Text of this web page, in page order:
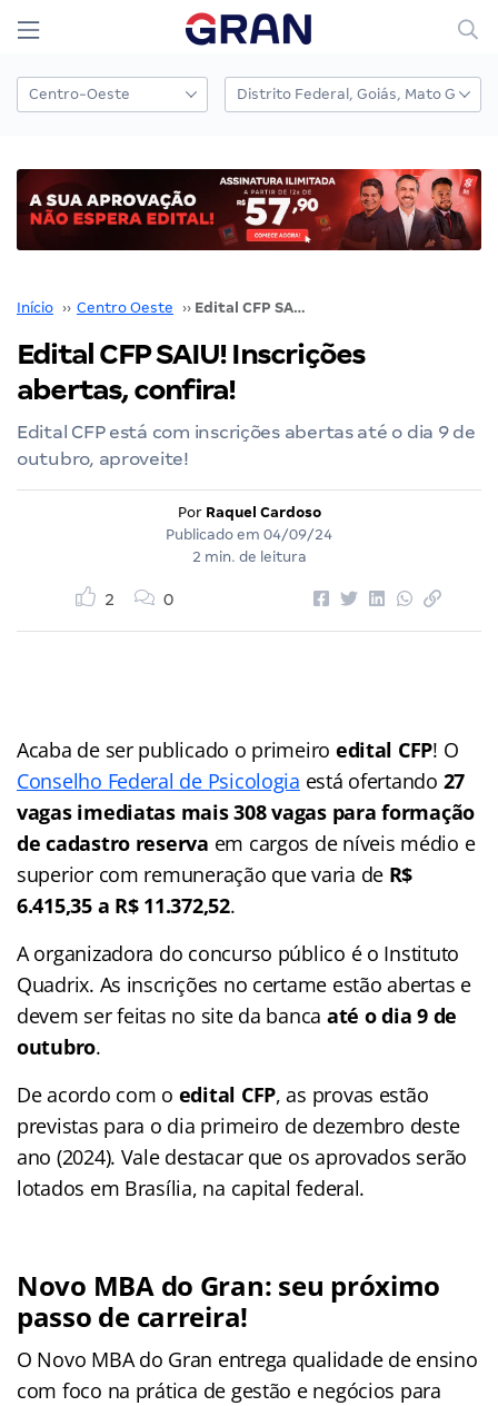
Início ›› Centro Oeste ›› Edital CFP SAIU! Inscrições abertas, confira!
Edital CFP SAIU! Inscrições
abertas, confira!
Edital CFP está com inscrições abertas até o dia 9 de
outubro, aproveite!
Por Raquel Cardoso
Publicado em 04/09/24
2 min. de leitura
2 0
Acaba de ser publicado o primeiro edital CFP! O
Conselho Federal de Psicologia está ofertando 27
vagas imediatas mais 308 vagas para formação
de cadastro reserva em cargos de níveis médio e
superior com remuneração que varia de R$
6.415,35 a R$ 11.372,52.
A organizadora do concurso público é o Instituto
Quadrix. As inscrições no certame estão abertas e
devem ser feitas no site da banca até o dia 9 de
outubro.
De acordo com o edital CFP, as provas estão
previstas para o dia primeiro de dezembro deste
ano (2024). Vale destacar que os aprovados serão
lotados em Brasília, na capital federal.
Novo MBA do Gran: seu próximo
passo de carreira!
O Novo MBA do Gran entrega qualidade de ensino
com foco na prática de gestão e negócios para